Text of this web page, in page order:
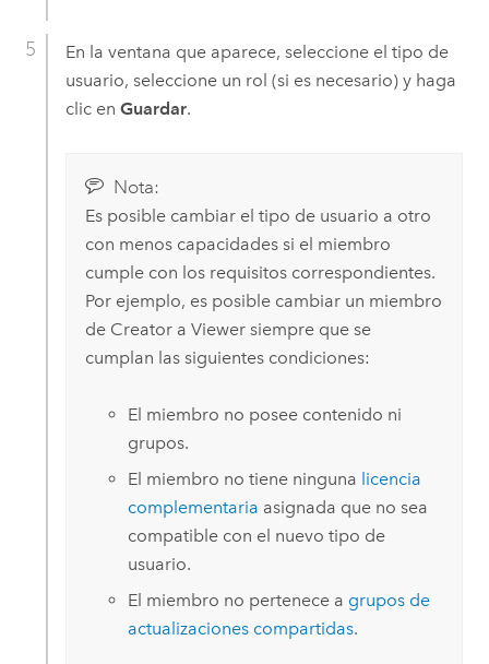
En la ventana que aparece, seleccione el tipo de
usuario, seleccione un rol (si es necesario) y haga
clic en Guardar.
Nota:
Es posible cambiar el tipo de usuario a otro
con menos capacidades si el miembro
cumple con los requisitos correspondientes.
Por ejemplo, es posible cambiar un miembro
de Creatora Viewersiempre que se
cumplan las siguientes condiciones:
El miembro no posee contenido ni
grupos.
El miembro no tiene ninguna licencia
complementaria asignada que no sea
compatible con el nuevo tipo de
usuario.
El miembro no pertenece a grupos de
actualizaciones compartidas.